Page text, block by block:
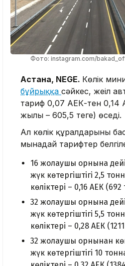
Фото: instagram.com/
Астана, NEGE. Көлік
бұйрыққа сәйкес, жеңіл
тариф 0,07 АЕК-тен 0,14
жылы – 605,5 теңге) өседі.
Ал көлік құралдарының
мынадай тарифтер
16 жолаушы орнына
жүк көтергіштігі 2,5
көліктері – 0,16 АЕК (692
32 жолаушы орнына
жүк көтергіштігі 5,5
көліктері – 0,28 АЕК
32 жолаушы орнынан
жүк көтергіштігі 10